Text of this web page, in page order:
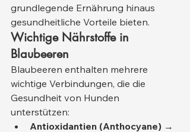
grundlegende Ernährung hinaus
gesundheitliche Vorteile bieten.
Wichtige Nährstoffe in
Blaubeeren
Blaubeeren enthalten mehrere
wichtige Verbindungen, die die
Gesundheit von Hunden
unterstützen:
Antioxidantien (Anthocyane) →